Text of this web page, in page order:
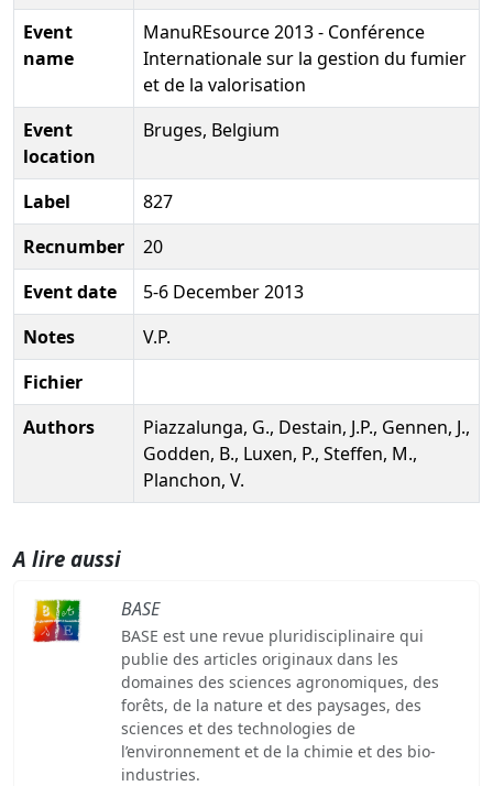
Event
name
ManuREsource 2013 - Conférence
Internationale sur la gestion du fumier
et de la valorisation
Event
location
Bruges, Belgium
Label
827
Recnumber
20
Event date
5-6 December 2013
Notes
V.P.
Fichier
Authors
Piazzalunga, G., Destain, J.P., Gennen, J.,
Godden, B., Luxen, P., Steffen, M.,
Planchon, V.
A lire aussi
BASE
BASE est une revue pluridisciplinaire qui
publie des articles originaux dans les
domaines des sciences agronomiques, des
forêts, de la nature et des paysages, des
sciences et des technologies de
l’environnement et de la chimie et des bio-
industries.